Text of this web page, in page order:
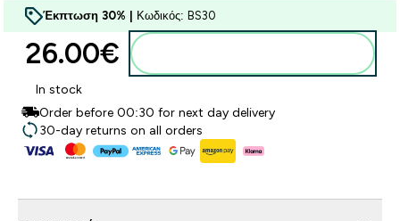
Έκπτωση 30% | Κωδικός: BS30
26.00€‎
In stock
Order before 00:30 for next day delivery
30-day returns on all orders